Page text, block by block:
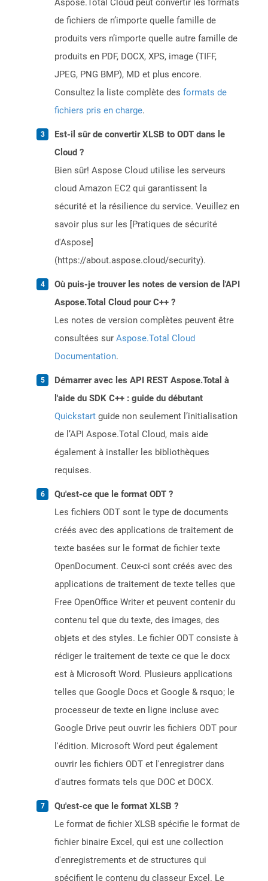
Aspose.Total Cloud peut convertir les formats
de fichiers de n’importe quelle famille de
produits vers n’importe quelle autre famille de
produits en PDF, DOCX, XPS, image (TIFF,
JPEG, PNG BMP), MD et plus encore.
Consultez la liste complète des formats de
fichiers pris en charge.
Est-il sûr de convertir XLSB to ODT dans le
Cloud ?
Bien sûr! Aspose Cloud utilise les serveurs
cloud Amazon EC2 qui garantissent la
sécurité et la résilience du service. Veuillez en
savoir plus sur les [Pratiques de sécurité
d'Aspose]
(https://about.aspose.cloud/security).
Où puis-je trouver les notes de version de l'API
Aspose.Total Cloud pour C++ ?
Les notes de version complètes peuvent être
consultées sur Aspose.Total Cloud
Documentation.
Démarrer avec les API REST Aspose.Total à
l'aide du SDK C++ : guide du débutant
Quickstart guide non seulement l’initialisation
de l’API Aspose.Total Cloud, mais aide
également à installer les bibliothèques
requises.
Qu'est-ce que le format ODT ?
Les fichiers ODT sont le type de documents
créés avec des applications de traitement de
texte basées sur le format de fichier texte
OpenDocument. Ceux-ci sont créés avec des
applications de traitement de texte telles que
Free OpenOffice Writer et peuvent contenir du
contenu tel que du texte, des images, des
objets et des styles. Le fichier ODT consiste à
rédiger le traitement de texte ce que le docx
est à Microsoft Word. Plusieurs applications
telles que Google Docs et Google & rsquo; le
processeur de texte en ligne incluse avec
Google Drive peut ouvrir les fichiers ODT pour
l'édition. Microsoft Word peut également
ouvrir les fichiers ODT et l'enregistrer dans
d'autres formats tels que DOC et DOCX.
Qu'est-ce que le format XLSB ?
Le format de fichier XLSB spécifie le format de
fichier binaire Excel, qui est une collection
d'enregistrements et de structures qui
spécifient le contenu du classeur Excel. Le